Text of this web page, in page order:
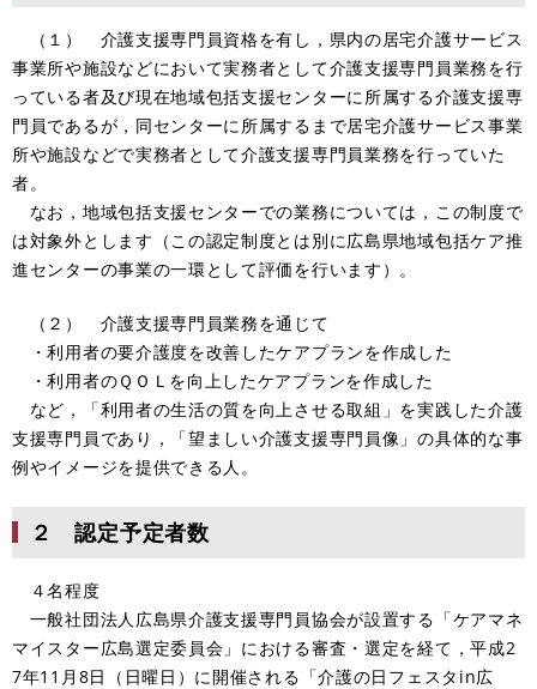
（１） 介護支援専門員資格を有し，県内の居宅介護サービス
事業所や施設などにおいて実務者として介護支援専門員業務を行
っている者及び現在地域包括支援センターに所属する介護支援専
門員であるが，同センターに所属するまで居宅介護サービス事業
所や施設などで実務者として介護支援専門員業務を行っていた
者。
なお，地域包括支援センターでの業務については，この制度で
は対象外とします（この認定制度とは別に広島県地域包括ケア推
進センターの事業の一環として評価を行います）。
（２） 介護支援専門員業務を通じて
・利用者の要介護度を改善したケアプランを作成した
・利用者のＱＯＬを向上したケアプランを作成した
など，「利用者の生活の質を向上させる取組」を実践した介護
支援専門員であり，「望ましい介護支援専門員像」の具体的な事
例やイメージを提供できる人。
２ 認定予定者数
４名程度
一般社団法人広島県介護支援専門員協会が設置する「ケアマネ
マイスター広島選定委員会」における審査・選定を経て，平成2
7年11月8日（日曜日）に開催される「介護の日フェスタin広